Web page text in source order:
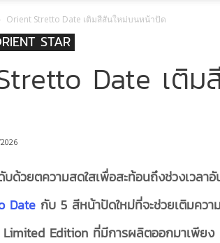
Orient Stretto Date เติมสีสันใหม่บนหน้าปัด
STAR
Date เติม
บด้วยตความสดใสเพื่อสะท้อนถึงช่วงเวล
Date กับ 5 สีหน้าปัดใหม่ที่จะช่วยเติมคว
Limited Edition ที่มีการผลิตออกมาเพียง